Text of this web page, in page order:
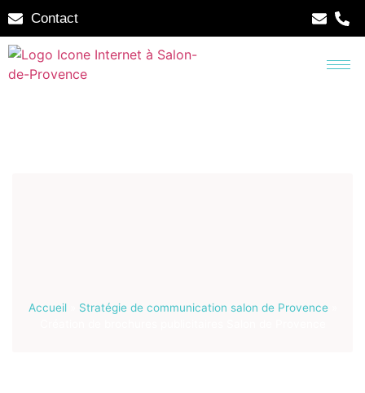
Contact
Accueil» Stratégie de communication salon de Provence»